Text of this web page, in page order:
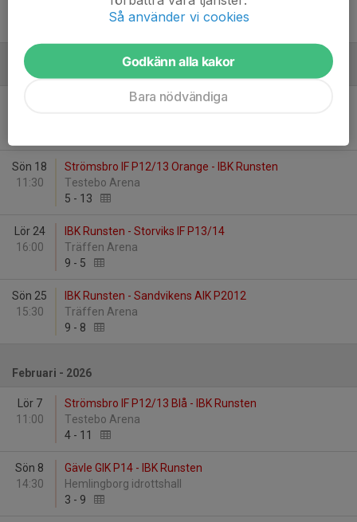
Nynäshallen
Januari - 2026
Strömsbro IF P14 Blå - IBK Runsten
Sön 18
11:30
Strömsbro IF P12/13 Orange - IBK Runsten
Testebo Arena
5 - 13
Lör 24
16:00
IBK Runsten - Storviks IF P13/14
Träffen Arena
9 - 5
Sön 25
15:30
IBK Runsten - Sandvikens AIK P2012
Träffen Arena
9 - 8
Februari - 2026
Lör 7
11:00
Strömsbro IF P12/13 Blå - IBK Runsten
Testebo Arena
4 - 11
Sön 8
14:30
Gävle GIK P14 - IBK Runsten
Hemlingborg idrottshall
3 - 9
Så använder vi cookies
Godkänn alla kakor
Bara nödvändiga